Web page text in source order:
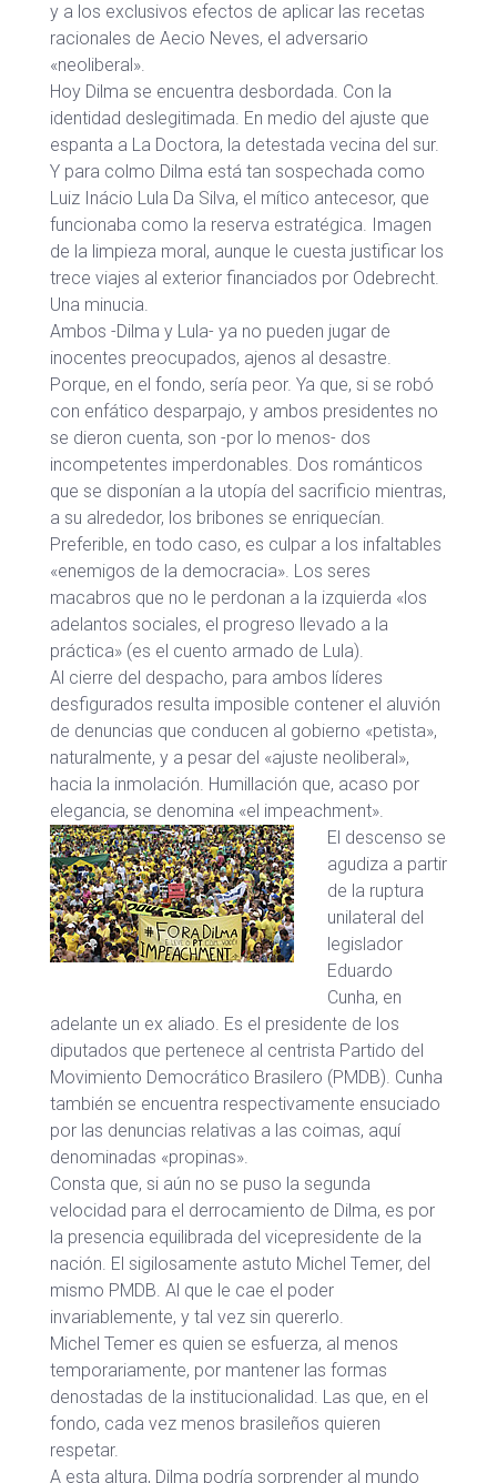
y a los exclusivos efectos de aplicar las recetas
racionales de Aecio Neves, el adversario
«neoliberal».
Hoy Dilma se encuentra desbordada. Con la
identidad deslegitimada. En medio del ajuste que
espanta a La Doctora, la detestada vecina del sur.
Y para colmo Dilma está tan sospechada como
Luiz Inácio Lula Da Silva, el mítico antecesor, que
funcionaba como la reserva estratégica. Imagen
de la limpieza moral, aunque le cuesta justificar los
trece viajes al exterior financiados por Odebrecht.
Una minucia.
Ambos -Dilma y Lula- ya no pueden jugar de
inocentes preocupados, ajenos al desastre.
Porque, en el fondo, sería peor. Ya que, si se robó
con enfático desparpajo, y ambos presidentes no
se dieron cuenta, son -por lo menos- dos
incompetentes imperdonables. Dos románticos
que se disponían a la utopía del sacrificio mientras,
a su alrededor, los bribones se enriquecían.
Preferible, en todo caso, es culpar a los infaltables
«enemigos de la democracia». Los seres
macabros que no le perdonan a la izquierda «los
adelantos sociales, el progreso llevado a la
práctica» (es el cuento armado de Lula).
Al cierre del despacho, para ambos líderes
desfigurados resulta imposible contener el aluvión
de denuncias que conducen al gobierno «petista»,
naturalmente, y a pesar del «ajuste neoliberal»,
hacia la inmolación. Humillación que, acaso por
elegancia, se denomina «el impeachment».
El descenso se
agudiza a partir
de la ruptura
unilateral del
legislador
Eduardo
Cunha, en
adelante un ex aliado. Es el presidente de los
diputados que pertenece al centrista Partido del
Movimiento Democrático Brasilero (PMDB). Cunha
también se encuentra respectivamente ensuciado
por las denuncias relativas a las coimas, aquí
denominadas «propinas».
Consta que, si aún no se puso la segunda
velocidad para el derrocamiento de Dilma, es por
la presencia equilibrada del vicepresidente de la
nación. El sigilosamente astuto Michel Temer, del
mismo PMDB. Al que le cae el poder
invariablemente, y tal vez sin quererlo.
Michel Temer es quien se esfuerza, al menos
temporariamente, por mantener las formas
denostadas de la institucionalidad. Las que, en el
fondo, cada vez menos brasileños quieren
respetar.
A esta altura, Dilma podría sorprender al mundo